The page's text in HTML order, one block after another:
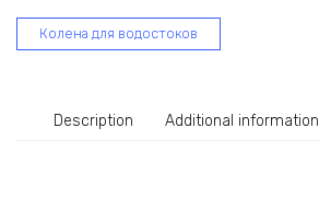
графит
Колена для водостоков
Description Additional information